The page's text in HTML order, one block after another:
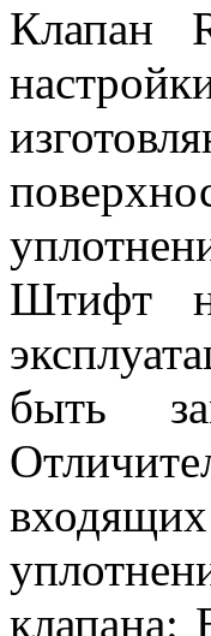
Клапан
Штифт
быть
входящих
клапана: